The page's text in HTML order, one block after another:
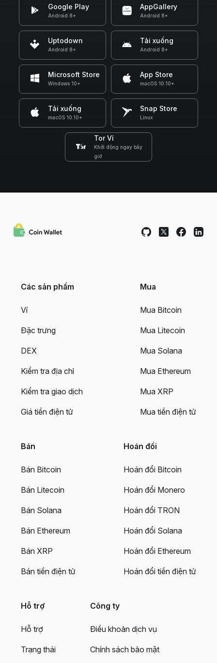
Google Play
Android 8+
AppGallery
Android 8+
Uptodown
Android 8+
Tải xuống
Android 8+
Microsoft Store
Windows 10+
App Store
macOS 10.10+
Tải xuống
macOS 10.10+
Snap Store
Linux
Tor Ví
Khởi động ngay bây
giờ
Các sản phẩm
Ví
Đặc trưng
DEX
Kiểm tra địa chỉ
Kiểm tra giao dịch
Giá tiền điện tử
Mua
Mua Bitcoin
Mua Litecoin
Mua Solana
Mua Ethereum
Mua XRP
Mua tiền điện tử
Bán
Bán Bitcoin
Bán Litecoin
Bán Solana
Bán Ethereum
Bán XRP
Bán tiền điện tử
Hoán đổi
Hoán đổi Bitcoin
Hoán đổi Monero
Hoán đổi TRON
Hoán đổi Solana
Hoán đổi Ethereum
Hoán đổi tiền điện tử
Hỗ trợ
Hỗ trợ
Trạng thái
Công ty
Điều khoản dịch vụ
Chính sách bảo mật